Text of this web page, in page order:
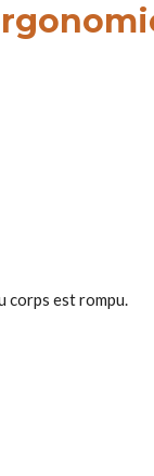
corps est rompu.